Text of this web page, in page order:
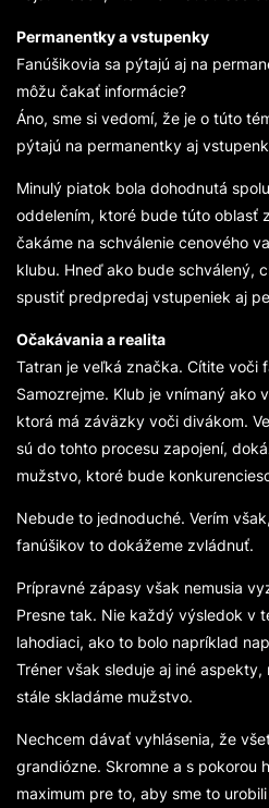
Permanentky a vstupenky
Fanúšikovia sa pýtajú aj na
môžu čakať informácie?
Áno, sme si vedomí, že je o túto
pýtajú na permanentky aj
Minulý piatok bola dohodnutá
oddelením, ktoré bude túto oblasť
čakáme na schválenie cenového
klubu. Hneď ako bude schválený,
spustiť predpredaj vstupeniek aj
Očakávania a realita
Tatran je veľká značka. Cítite voči
Samozrejme. Klub je vnímaný ako
ktorá má záväzky voči divákom.
sú do tohto procesu zapojení,
mužstvo, ktoré bude
Nebude to jednoduché. Verím
fanúšikov to dokážeme zvládnuť.
Prípravné zápasy však nemusia
Presne tak. Nie každý výsledok v
lahodiaci, ako to bolo napríklad
Tréner však sleduje aj iné
stále skladáme mužstvo.
Nechcem dávať vyhlásenia, že
grandiózne. Skromne a s pokorou
maximum pre to, aby sme to